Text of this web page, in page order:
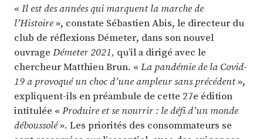
«Il est des années qui marquent la marche de
l’Histoire», constate Sébastien Abis, le directeur du
club de réflexions Démeter, dans son nouvel
ouvrage Démeter 2021, qu’il a dirigé avec le
chercheur Matthieu Brun. «La pandémie de la Covid-
19 a provoqué un choc d’une ampleur sans précédent»,
expliquent-ils en préambule de cette 27e édition
intitulée «Produire et se nourrir : le défi d’un monde
déboussolé». Les priorités des consommateurs se